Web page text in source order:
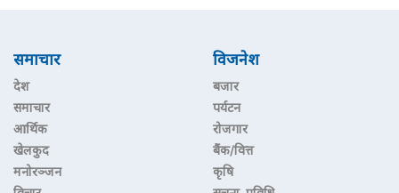
समाचार
देश
समाचार
आर्थिक
खेलकुद
मनोरञ्जन
विजनेश
बजार
पर्यटन
रोजगार
बैंक/वित्त
कृषि